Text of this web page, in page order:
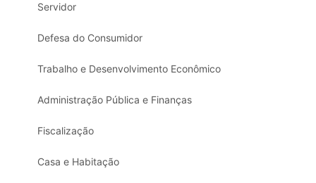
Servidor
Defesa do Consumidor
Trabalho e Desenvolvimento Econômico
Administração Pública e Finanças
Fiscalização
Casa e Habitação